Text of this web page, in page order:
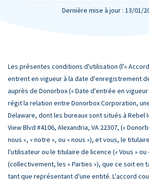
Dernière mise à jour : 13/01/
Les présentes conditions d'utilisation (l'«
entrent en vigueur à la date d'enregistrement
auprès de Donorbox (« Date d'entrée en
régit la relation entre Donorbox Corporation,
Delaware, dont les bureaux sont situés à Rebel
View Blvd #4106, Alexandria, VA 22307, («
nous », « notre », ou « nous »), et vous, le
l'utilisateur ou le titulaire de licence (« Vous » ou
(collectivement, les « Parties »), que ce soit en
tant que représentant d'une entité. L'accord